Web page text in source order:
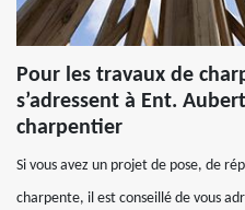
Pour les travaux de
s’adressent à Ent.
charpentier
Si vous avez un projet de pose, de
charpente, il est conseillé de vous